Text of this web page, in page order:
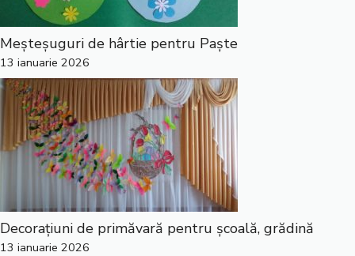
Meșteșuguri de hârtie pentru Paște
13 ianuarie 2026
Decorațiuni de primăvară pentru școală, grădină
13 ianuarie 2026